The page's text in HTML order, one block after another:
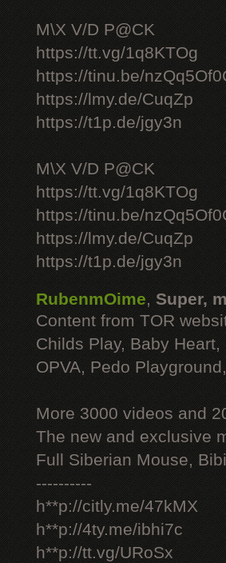
M\X V/D P@CK
https://tt.vg/1q8KTOg
https://tinu.be/
https://lmy.de/CuqZp
https://t1p.de/jgy3n
M\X V/D P@CK
https://tt.vg/1q8KTOg
https://tinu.be/
https://lmy.de/CuqZp
https://t1p.de/jgy3n
RubenmOime, Super,
Content from TOR
Childs Play, Baby
OPVA, Pedo
More 3000 videos and
The new and exclusive
Full Siberian Mouse,
----------
h**p://citly.me/47kMX
h**p://4ty.me/ibhi7c
h**p://tt.vg/URoSx